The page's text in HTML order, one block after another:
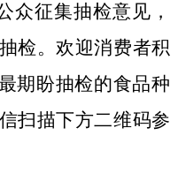
众征集抽检意见，
检。欢迎消费者积
期盼抽检的食品种
扫描下方二维码参